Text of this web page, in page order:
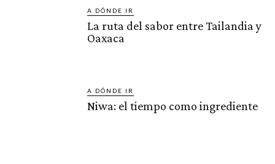
A DÓNDE IR
La ruta del sabor entre Tailandia y
Oaxaca
A DÓNDE IR
Niwa: el tiempo como ingrediente